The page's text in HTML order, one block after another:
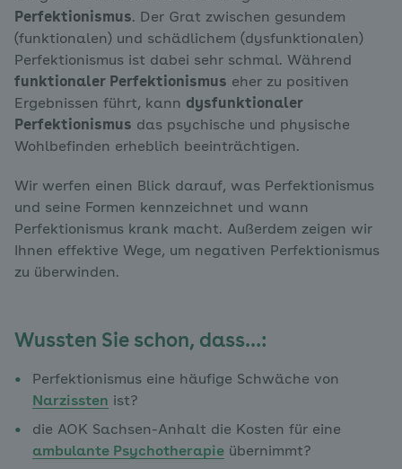
Perfektionismus. Der Grat zwischen gesundem
(funktionalen) und schädlichem (dysfunktionalen)
Perfektionismus ist dabei sehr schmal. Während
funktionaler Perfektionismus eher zu positiven
Ergebnissen führt, kann dysfunktionaler
Perfektionismus das psychische und physische
Wohlbefinden erheblich beeinträchtigen.
Wir werfen einen Blick darauf, was Perfektionismus
und seine Formen kennzeichnet und wann
Perfektionismus krank macht. Außerdem zeigen wir
Ihnen effektive Wege, um negativen Perfektionismus
zu überwinden.
Wussten Sie schon, dass…:
Perfektionismus eine häufige Schwäche von
Narzissten ist?
die AOK Sachsen-Anhalt die Kosten für eine
ambulante Psychotherapie übernimmt?